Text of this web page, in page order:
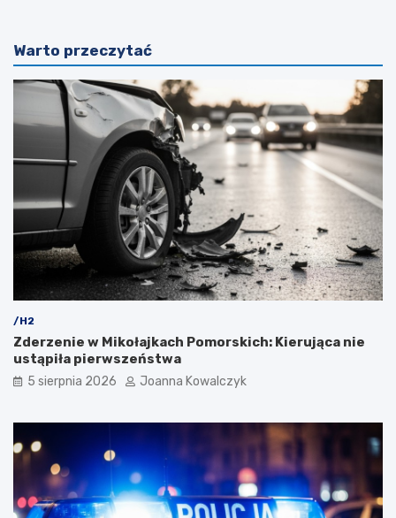
Warto przeczytać
/H2
Zderzenie w Mikołajkach Pomorskich: Kierująca nie
ustąpiła pierwszeństwa
5 sierpnia 2026 Joanna Kowalczyk